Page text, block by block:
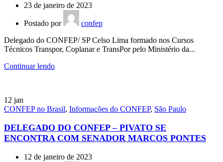
23 de janeiro de 2023
Postado por
confep
Delegado do CONFEP/ SP Celso Lima formado nos Cursos
Técnicos Transpor, Coplanar e TransPor pelo Ministério da...
Continuar lendo
12 jan
CONFEP no Brasil, Informações do CONFEP, São Paulo
DELEGADO DO CONFEP – PIVATO SE
ENCONTRA COM SENADOR MARCOS PONTES
12 de janeiro de 2023